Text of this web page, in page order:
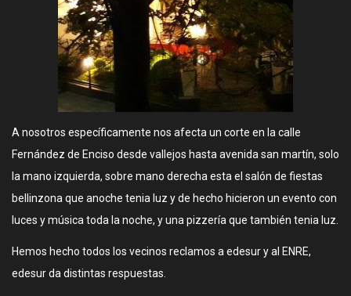
A nosotros específicamente nos afecta un corte en la calle
Fernández de Enciso desde vallejos hasta avenida san martín, solo
la mano izquierda, sobre mano derecha esta el salón de fiestas
bellinzona que anoche tenia luz y de hecho hicieron un evento con
luces y música toda la noche, y una pizzería que también tenia luz.
Hemos hecho todos los vecinos reclamos a edesur y al ENRE,
edesur da distintas respuestas.